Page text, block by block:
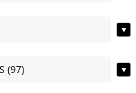
▼
(97) ▼